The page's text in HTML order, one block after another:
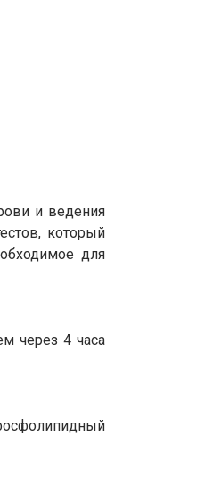
и ведения
который
для
через 4 часа